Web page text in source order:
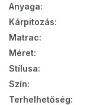
Anyaga:
Kárpitozás:
Matrac:
Méret:
Stílusa:
Szín:
Terhelhetőség: